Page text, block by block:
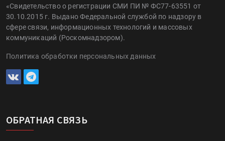
«Свидетельство о регистрации СМИ ПИ № ФС77-63551 от
30.10.2015 г. Выдано Федеральной службой по надзору в
сфере связи, информационных технологий и массовых
коммуникаций (Роскомнадзором).
Политика обработки персональных данных
ОБРАТНАЯ СВЯЗЬ